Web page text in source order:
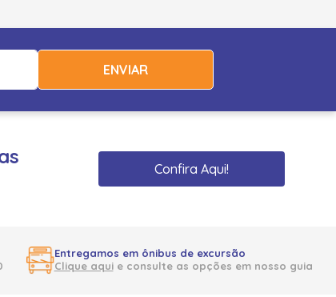
ENVIAR
Confira Aqui!
Entregamos em ônibus de excursão
Clique aquie consulte as opções em nosso guia